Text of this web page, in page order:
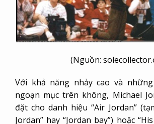
(Nguồn:
Với khả năng nhảy cao và
ngoạn mục trên không, Michael
đặt cho danh hiệu “Air Jordan”
Jordan” hay “Jordan bay”) hoặc